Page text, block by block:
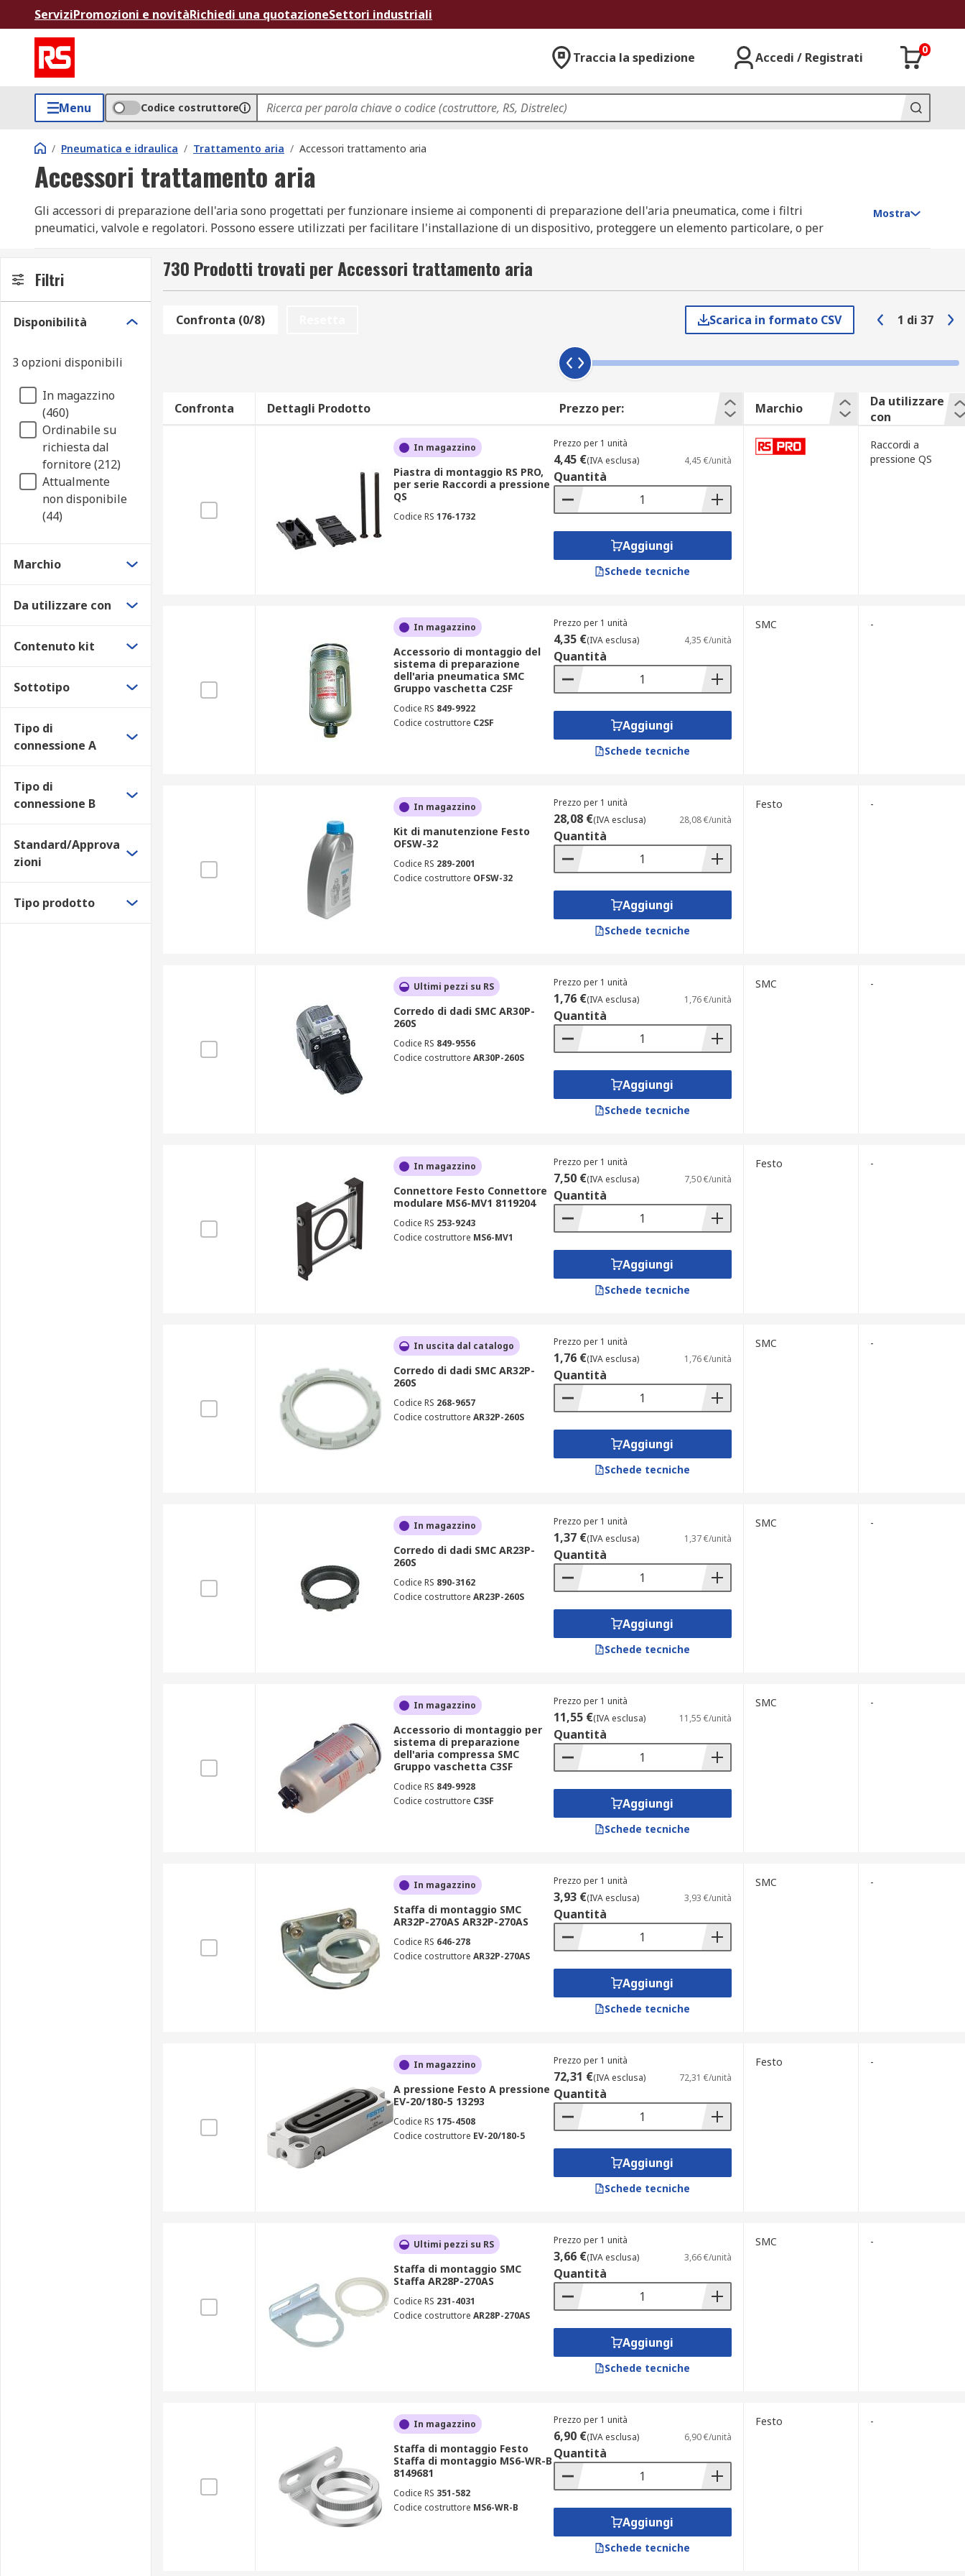
ServiziPromozioni e novitàRichiedi una quotazioneSettori industriali
Traccia la spedizione Accedi / Registrati
0
Menu Codice costruttore
/ Pneumatica e idraulica / Trattamento aria / Accessori trattamento aria
Accessori trattamento aria
Gli accessori di preparazione dell'aria sono progettati per funzionare insieme ai componenti di preparazione dell'aria pneumatica, come i filtri
pneumatici, valvole e regolatori. Possono essere utilizzati per facilitare l'installazione di un dispositivo, proteggere un elemento particolare, o per
manutenzione delle apparecchiature di preparazione pneumatica dell'aria.
Tipi di accessori per la preparazione dell'aria:
Staffe di montaggio
Connettori e giunti
Moduli di derivazione
Raccordi (dadi e bulloni)
Distanziali
Adattatori
Morsetti
Derivazioni
Mostra
Filtri
Disponibilità
3 opzioni disponibili
In magazzino
(460)
Ordinabile su
richiesta dal
fornitore (212)
Attualmente
non disponibile
(44)
Marchio
Da utilizzare con
Contenuto kit
Sottotipo
Tipo di
connessione A
Tipo di
connessione B
Standard/Approva
zioni
Tipo prodotto
730 Prodotti trovati per Accessori trattamento aria
Confronta (0/8) Scarica in formato CSV 1 di 37
Confronta Dettagli Prodotto Prezzo per: Marchio
Da utilizzare
con
In magazzino
Piastra di montaggio RS PRO,
per serie Raccordi a pressione
QS
Codice RS 176-1732
Prezzo per 1 unità
4,45 €(IVA esclusa) 4,45 €/unità
Quantità
Aggiungi
Schede tecniche
Raccordi a
pressione QS
In magazzino
Accessorio di montaggio del
sistema di preparazione
dell'aria pneumatica SMC
Gruppo vaschetta C2SF
Codice RS 849-9922
Codice costruttore C2SF
Prezzo per 1 unità
4,35 €(IVA esclusa) 4,35 €/unità
Quantità
Aggiungi
Schede tecniche
SMC -
In magazzino
Kit di manutenzione Festo
OFSW-32
Codice RS 289-2001
Codice costruttore OFSW-32
Prezzo per 1 unità
28,08 €(IVA esclusa) 28,08 €/unità
Quantità
Aggiungi
Schede tecniche
Festo -
Ultimi pezzi su RS
Corredo di dadi SMC AR30P-
260S
Codice RS 849-9556
Codice costruttore AR30P-260S
Prezzo per 1 unità
1,76 €(IVA esclusa) 1,76 €/unità
Quantità
Aggiungi
Schede tecniche
SMC -
In magazzino
Connettore Festo Connettore
modulare MS6-MV1 8119204
Codice RS 253-9243
Codice costruttore MS6-MV1
Prezzo per 1 unità
7,50 €(IVA esclusa) 7,50 €/unità
Quantità
Aggiungi
Schede tecniche
Festo -
In uscita dal catalogo
Corredo di dadi SMC AR32P-
260S
Codice RS 268-9657
Codice costruttore AR32P-260S
Prezzo per 1 unità
1,76 €(IVA esclusa) 1,76 €/unità
Quantità
Aggiungi
Schede tecniche
SMC -
In magazzino
Corredo di dadi SMC AR23P-
260S
Codice RS 890-3162
Codice costruttore AR23P-260S
Prezzo per 1 unità
1,37 €(IVA esclusa) 1,37 €/unità
Quantità
Aggiungi
Schede tecniche
SMC -
In magazzino
Accessorio di montaggio per
sistema di preparazione
dell'aria compressa SMC
Gruppo vaschetta C3SF
Codice RS 849-9928
Codice costruttore C3SF
Prezzo per 1 unità
11,55 €(IVA esclusa) 11,55 €/unità
Quantità
Aggiungi
Schede tecniche
SMC -
In magazzino
Staffa di montaggio SMC
AR32P-270AS AR32P-270AS
Codice RS 646-278
Codice costruttore AR32P-270AS
Prezzo per 1 unità
3,93 €(IVA esclusa) 3,93 €/unità
Quantità
Aggiungi
Schede tecniche
SMC -
In magazzino
A pressione Festo A pressione
EV-20/180-5 13293
Codice RS 175-4508
Codice costruttore EV-20/180-5
Prezzo per 1 unità
72,31 €(IVA esclusa) 72,31 €/unità
Quantità
Aggiungi
Schede tecniche
Festo -
Ultimi pezzi su RS
Staffa di montaggio SMC
Staffa AR28P-270AS
Codice RS 231-4031
Codice costruttore AR28P-270AS
Prezzo per 1 unità
3,66 €(IVA esclusa) 3,66 €/unità
Quantità
Aggiungi
Schede tecniche
SMC -
In magazzino
Staffa di montaggio Festo
Staffa di montaggio MS6-WR-B
8149681
Codice RS 351-582
Codice costruttore MS6-WR-B
Prezzo per 1 unità
6,90 €(IVA esclusa) 6,90 €/unità
Quantità
Aggiungi
Schede tecniche
Festo -